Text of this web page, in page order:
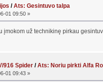
/Ats: Gesintuvo talpa
01 09:50 »
įmokom už technikinę pirkau
916 Spider /Ats: Noriu pirkti Alfa
01 09:43 »